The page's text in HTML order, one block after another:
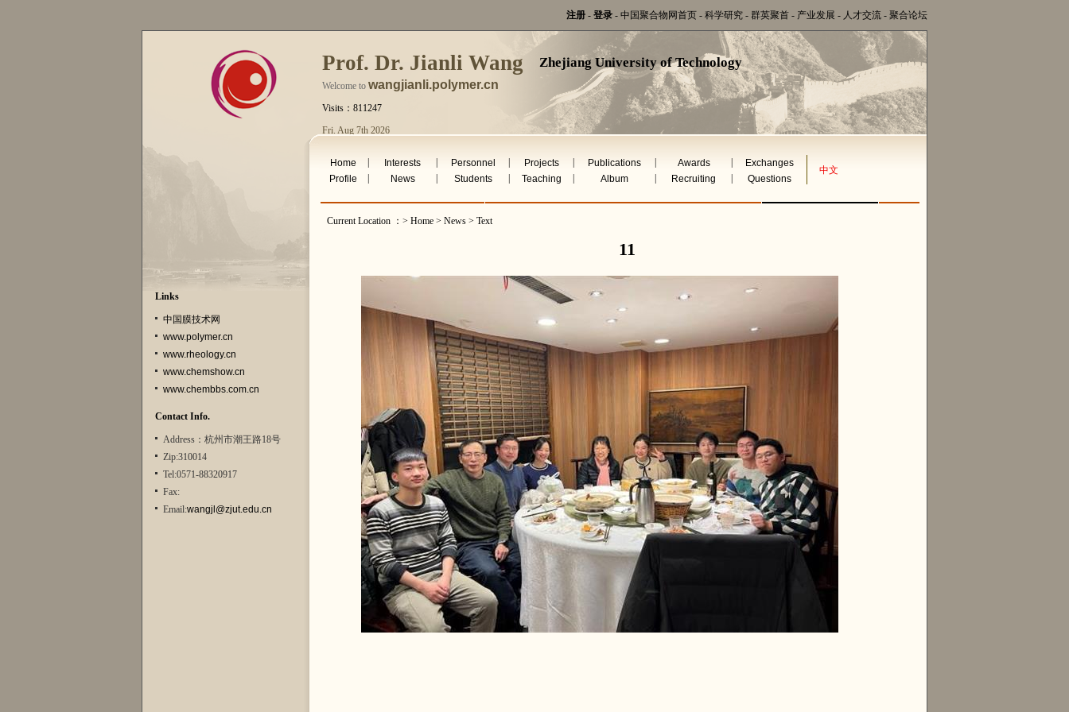
注册 - 登录 - 中国聚合物网首页 - 科学研究 - 群英聚首 - 产业发展 - 人才交流 - 聚合论坛
Prof. Dr. Jianli Wang Zhejiang University of Technology
Welcome to wangjianli.polymer.cn
Visits：811247
Fri. Aug 7th 2026
Links
中国膜技术网
www.polymer.cn
www.rheology.cn
www.chemshow.cn
www.chembbs.com.cn
Contact Info.
Address：杭州市潮王路18号
Zip:310014
Tel:0571-88320917
Fax:
Email:wangjl@zjut.edu.cn
Home Interests Personnel Projects Publications Awards Exchanges
中文
Profile News Students Teaching Album Recruiting Questions
Current Location ：> Home > News > Text
11